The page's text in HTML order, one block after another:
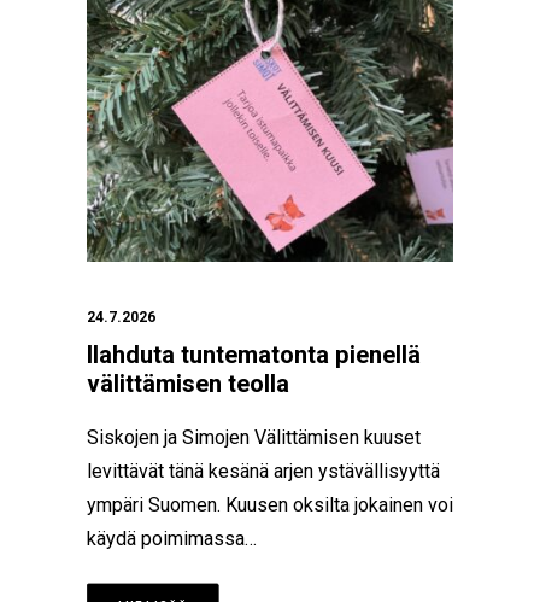
24.7.2026
Ilahduta tuntematonta pienellä
välittämisen teolla
Siskojen ja Simojen Välittämisen kuuset
levittävät tänä kesänä arjen ystävällisyyttä
ympäri Suomen. Kuusen oksilta jokainen voi
käydä poimimassa…